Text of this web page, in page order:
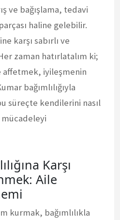
ve bağışlama, tedavi
haline gelebilir.
karşı sabırlı ve
zaman hatırlatalım ki;
affetmek, iyileşmenin
bağımlılığıyla
süreçte kendilerini nasıl
Karşı
Aile
kurmak, bağımlılıkla